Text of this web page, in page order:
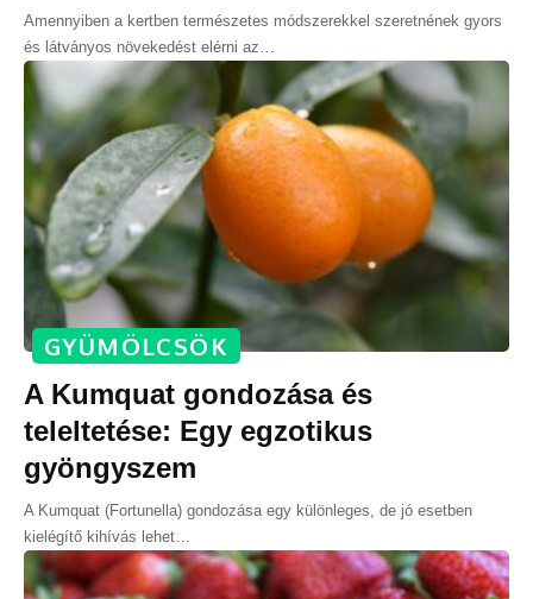
Amennyiben a kertben természetes módszerekkel szeretnének gyors
és látványos növekedést elérni az…
GYÜMÖLCSÖK
A Kumquat gondozása és
teleltetése: Egy egzotikus
gyöngyszem
A Kumquat (Fortunella) gondozása egy különleges, de jó esetben
kielégítő kihívás lehet